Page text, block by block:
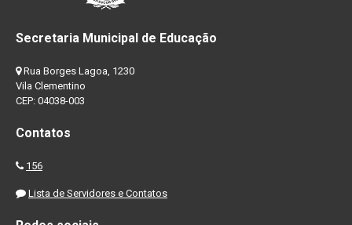
Secretaria Municipal de Educação
Rua Borges Lagoa, 1230
Vila Clementino
CEP: 04038-003
Contatos
156
Lista de Servidores e Contatos